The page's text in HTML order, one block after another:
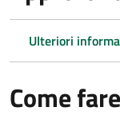
Ulteriori
Come fare